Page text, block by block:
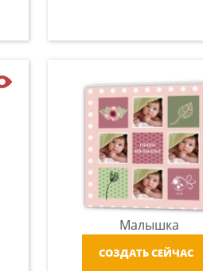
Малышка
СОЗДАТЬ СЕЙЧАС